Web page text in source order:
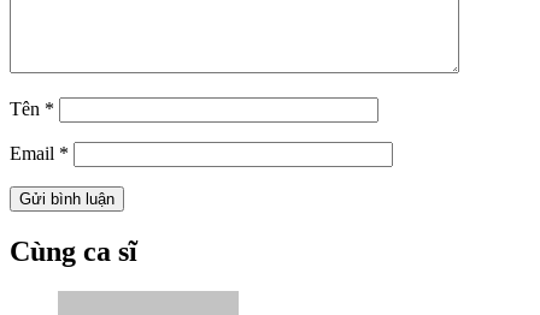
Tên *
Email *
Cùng ca sĩ